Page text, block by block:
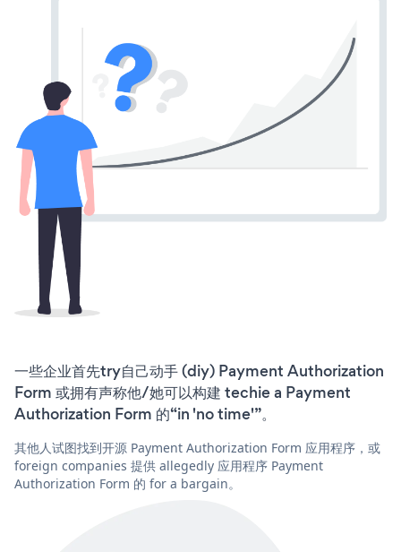
一些企业首先try自己动手 (diy) Payment Authorization
Form 或拥有声称他/她可以构建 techie a Payment
Authorization Form 的“in 'no time'”。
其他人试图找到开源 Payment Authorization Form 应用程序，或
foreign companies 提供 allegedly 应用程序 Payment
Authorization Form 的 for a bargain。